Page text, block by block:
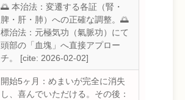
🌅 本治法：変遷する各証（腎・
脾・肝・肺）への正確な調整。🌅
標治法：元極気功（氣脈功）にて
頭部の「血塊」へ直接アプロー
チ。 [cite: 2026-02-02]
開始5ヶ月：めまいが完全に消失
し、喜んでいただける。その後：